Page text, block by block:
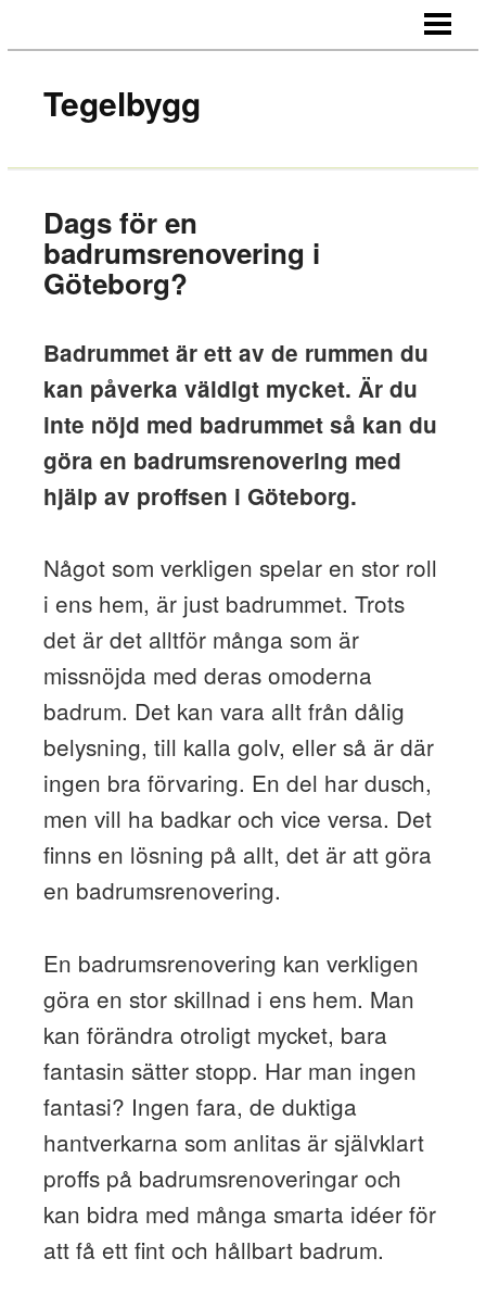
KONTAKT
Tegelbygg
Dags för en
badrumsrenovering i
Göteborg?
Badrummet är ett av de rummen du
kan påverka väldigt mycket. Är du
inte nöjd med badrummet så kan du
göra en badrumsrenovering med
hjälp av proffsen i Göteborg.
Något som verkligen spelar en stor roll
i ens hem, är just badrummet. Trots
det är det alltför många som är
missnöjda med deras omoderna
badrum. Det kan vara allt från dålig
belysning, till kalla golv, eller så är där
ingen bra förvaring. En del har dusch,
men vill ha badkar och vice versa. Det
finns en lösning på allt, det är att göra
en badrumsrenovering.
En badrumsrenovering kan verkligen
göra en stor skillnad i ens hem. Man
kan förändra otroligt mycket, bara
fantasin sätter stopp. Har man ingen
fantasi? Ingen fara, de duktiga
hantverkarna som anlitas är självklart
proffs på badrumsrenoveringar och
kan bidra med många smarta idéer för
att få ett fint och hållbart badrum.